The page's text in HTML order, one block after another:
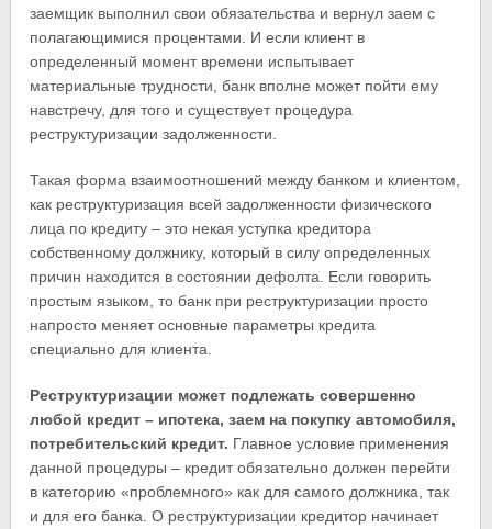
заемщик выполнил свои обязательства и вернул заем с
полагающимися процентами. И если клиент в
определенный момент времени испытывает
материальные трудности, банк вполне может пойти ему
навстречу, для того и существует процедура
реструктуризации задолженности.
Такая форма взаимоотношений между банком и клиентом,
как реструктуризация всей задолженности физического
лица по кредиту – это некая уступка кредитора
собственному должнику, который в силу определенных
причин находится в состоянии дефолта. Если говорить
простым языком, то банк при реструктуризации просто
напросто меняет основные параметры кредита
специально для клиента.
Реструктуризации может подлежать совершенно
любой кредит – ипотека, заем на покупку автомобиля,
потребительский кредит. Главное условие применения
данной процедуры – кредит обязательно должен перейти
в категорию «проблемного» как для самого должника, так
и для его банка. О реструктуризации кредитор начинает